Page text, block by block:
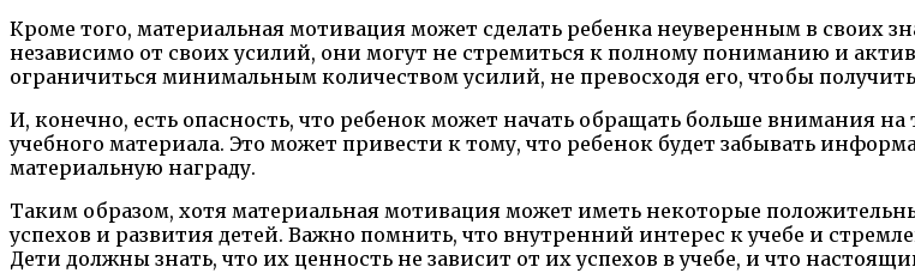
Кроме того, материальная мотивация может сделать ребенка неуверенным в своих
независимо от своих усилий, они могут не стремиться к полному пониманию и
ограничиться минимальным количеством усилий, не превосходя его, чтобы
И, конечно, есть опасность, что ребенок может начать обращать больше внимания на
учебного материала. Это может привести к тому, что ребенок будет забывать
материальную награду.
Таким образом, хотя материальная мотивация может иметь некоторые
успехов и развития детей. Важно помнить, что внутренний интерес к учебе и
Дети должны знать, что их ценность не зависит от их успехов в учебе, и что